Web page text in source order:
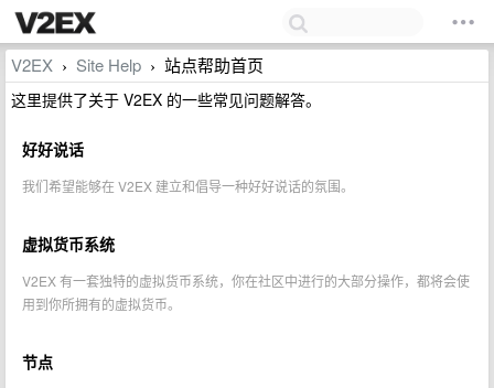
V2EX › Site Help › 站点帮助首页
这里提供了关于 V2EX 的一些常见问题解答。
好好说话
我们希望能够在 V2EX 建立和倡导一种好好说话的氛围。
虚拟货币系统
V2EX 有一套独特的虚拟货币系统，你在社区中进行的大部分操作，都将会使
用到你所拥有的虚拟货币。
节点